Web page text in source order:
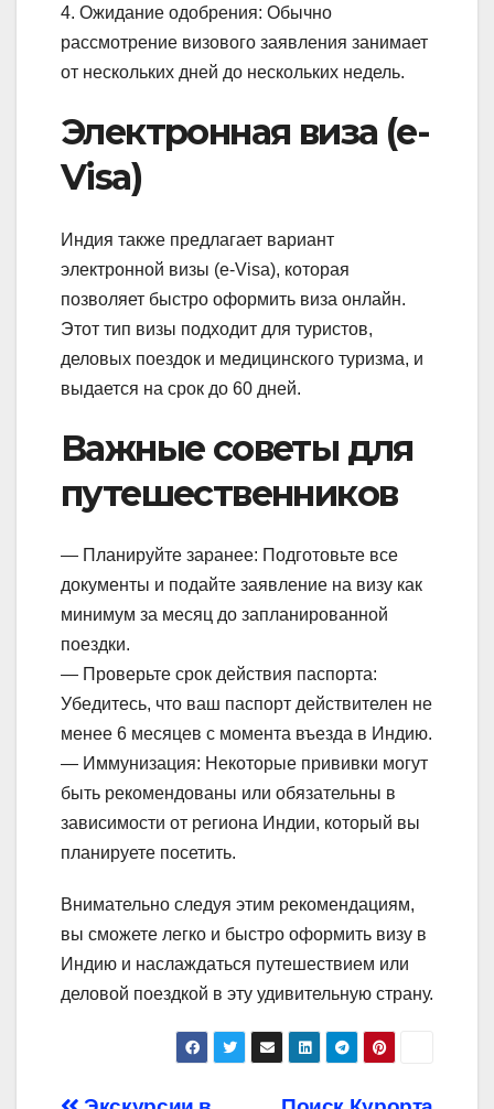
4. Ожидание одобрения: Обычно
рассмотрение визового заявления занимает
от нескольких дней до нескольких недель.
Электронная виза (e-
Visa)
Индия также предлагает вариант
электронной визы (e-Visa), которая
позволяет быстро оформить виза онлайн.
Этот тип визы подходит для туристов,
деловых поездок и медицинского туризма, и
выдается на срок до 60 дней.
Важные советы для
путешественников
— Планируйте заранее: Подготовьте все
документы и подайте заявление на визу как
минимум за месяц до запланированной
поездки.
— Проверьте срок действия паспорта:
Убедитесь, что ваш паспорт действителен не
менее 6 месяцев с момента въезда в Индию.
— Иммунизация: Некоторые прививки могут
быть рекомендованы или обязательны в
зависимости от региона Индии, который вы
планируете посетить.
Внимательно следуя этим рекомендациям,
вы сможете легко и быстро оформить визу в
Индию и наслаждаться путешествием или
деловой поездкой в эту удивительную страну.